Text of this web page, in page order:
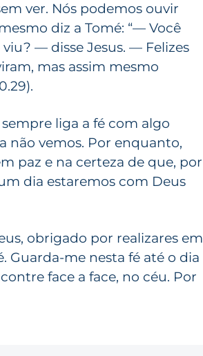
ver. Nós podemos ouvir
diz a Tomé: “— Você
— disse Jesus. — Felizes
mas assim mesmo
sempre liga a fé com algo
não vemos. Por enquanto,
paz e na certeza de que, por
dia estaremos com Deus
obrigado por realizares em
Guarda-me nesta fé até o dia
face a face, no céu. Por